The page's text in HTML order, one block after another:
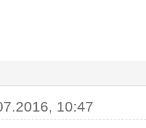
10:47